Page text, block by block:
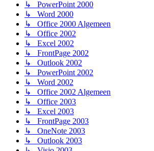
↳ PowerPoint 2000
↳ Word 2000
↳ Office 2000 Algemeen
↳ Office 2002
↳ Excel 2002
↳ FrontPage 2002
↳ Outlook 2002
↳ PowerPoint 2002
↳ Word 2002
↳ Office 2002 Algemeen
↳ Office 2003
↳ Excel 2003
↳ FrontPage 2003
↳ OneNote 2003
↳ Outlook 2003